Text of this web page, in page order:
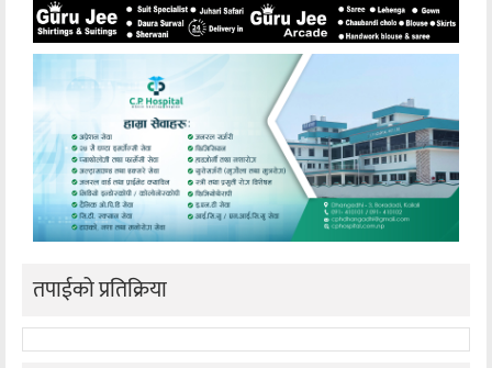
तपाईको प्रतिक्रिया